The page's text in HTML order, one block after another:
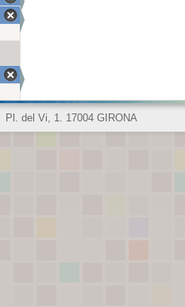
Pl. del Vi, 1. 17004 GIRONA